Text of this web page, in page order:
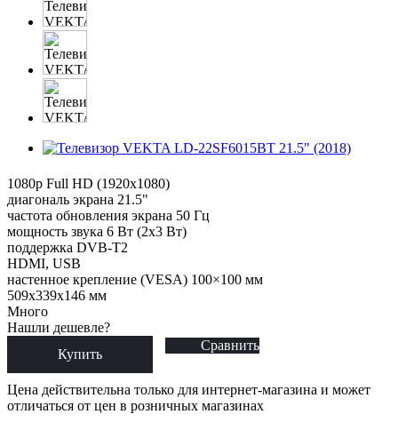
1080p Full HD (1920x1080)
диагональ экрана 21.5"
частота обновления экрана 50 Гц
мощность звука 6 Вт (2х3 Вт)
поддержка DVB-T2
HDMI, USB
настенное крепление (VESA) 100×100 мм
509x339x146 мм
Много
Нашли дешевле?
Купить
Сравнить
Цена действительна только для интернет-магазина и может
отличаться от цен в розничных магазинах